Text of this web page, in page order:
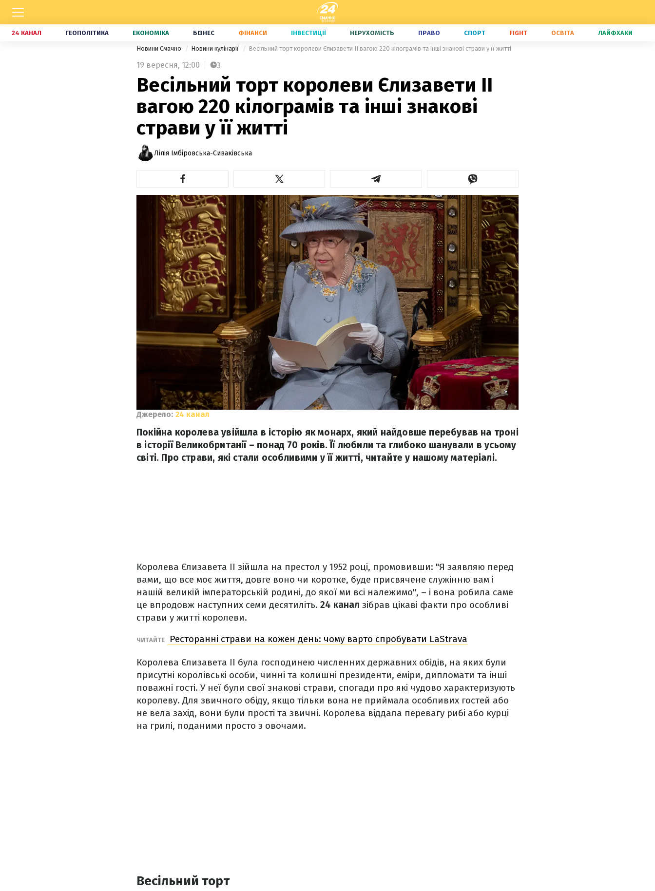
24 КАНАЛ ГЕОПОЛІТИКА ЕКОНОМІКА БІЗНЕС ФІНАНСИ ІНВЕСТИЦІЇ НЕРУХОМІСТЬ ПРАВО СПОРТ FIGHT ОСВІТА ЛАЙФХАКИ
Новини Смачно Новини кулінарії Весільний торт королеви Єлизавети ІІ вагою 220 кілограмів та інші знакові страви у її житті
19 вересня, 12:00 3
Весільний торт королеви Єлизавети ІІ
вагою 220 кілограмів та інші знакові
страви у її житті
Лілія Імбіровська-Сиваківська
Джерело: 24 канал
Покійна королева увійшла в історію як монарх, який найдовше перебував на троні
в історії Великобританії – понад 70 років. Її любили та глибоко шанували в усьому
світі. Про страви, які стали особливими у її житті, читайте у нашому матеріалі.
Королева Єлизавета II зійшла на престол у 1952 році, промовивши: "Я заявляю перед
вами, що все моє життя, довге воно чи коротке, буде присвячене служінню вам і
нашій великій імператорській родині, до якої ми всі належимо", – і вона робила саме
це впродовж наступних семи десятиліть. 24 канал зібрав цікаві факти про особливі
страви у житті королеви.
ЧИТАЙТЕ Ресторанні страви на кожен день: чому варто спробувати LaStrava
Королева Єлизавета ІІ була господинею численних державних обідів, на яких були
присутні королівські особи, чинні та колишні президенти, еміри, дипломати та інші
поважні гості. У неї були свої знакові страви, спогади про які чудово характеризують
королеву. Для звичного обіду, якщо тільки вона не приймала особливих гостей або
не вела захід, вони були прості та звичні. Королева віддала перевагу рибі або курці
на грилі, поданими просто з овочами.
Весільний торт